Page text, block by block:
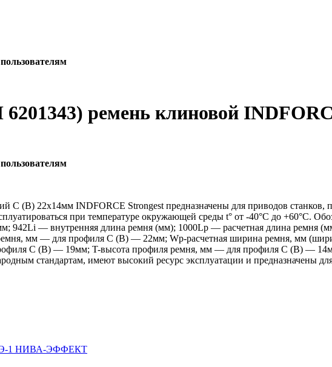
ремень клиновой
С (В) 22х14мм INDFORCE Strongest предназначены для приводов станков,
при температуре окружающей среды t° от -40°С до +60°С.
942Li — внутренняя длина ремня (мм); 1000Lp — расчетная длина ремня
мм — для профиля С (В) — 22мм; Wp-расчетная ширина ремня, мм
С (В) — 19мм; T-высота профиля ремня, мм — для профиля С (В) —
стандартам, имеют высокий ресурс эксплуатации и предназначены
1 НИВА-ЭФФЕКТ